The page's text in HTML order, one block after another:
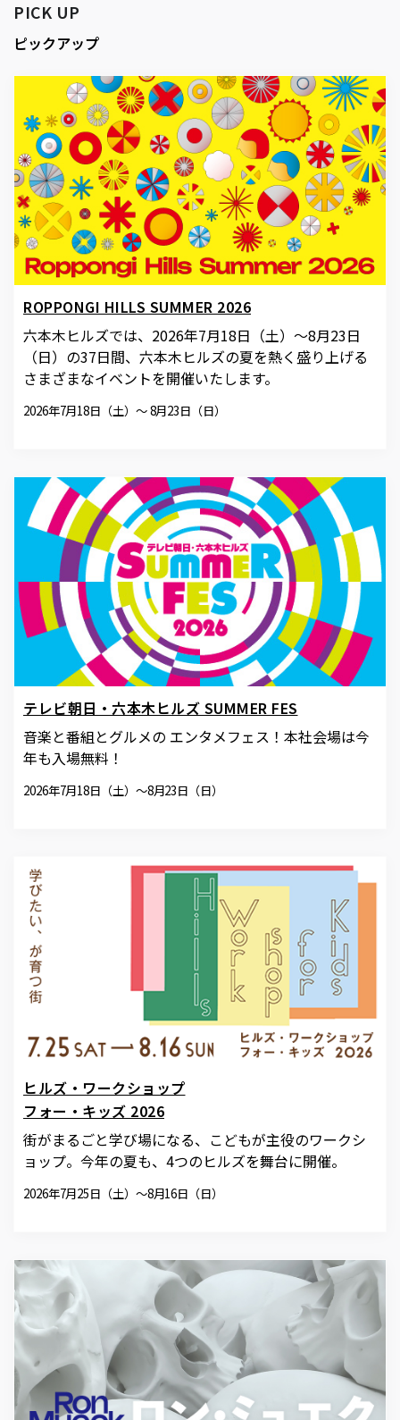
PICK UP
ピックアップ
ROPPONGI HILLS SUMMER 2026
六本木ヒルズでは、2026年7月18日（土）〜8月23日
（日）の37日間、六本木ヒルズの夏を熱く盛り上げる
さまざまなイベントを開催いたします。
2026年7月18日（土）～ 8月23日（日）
テレビ朝日・六本木ヒルズ SUMMER FES
音楽と番組とグルメの エンタメフェス！本社会場は今
年も入場無料！
2026年7月18日（土）～8月23日（日）
ヒルズ・ワークショップ
フォー・キッズ 2026
街がまるごと学び場になる、こどもが主役のワークシ
ョップ。今年の夏も、4つのヒルズを舞台に開催。
2026年7月25日（土）〜8月16日（日）